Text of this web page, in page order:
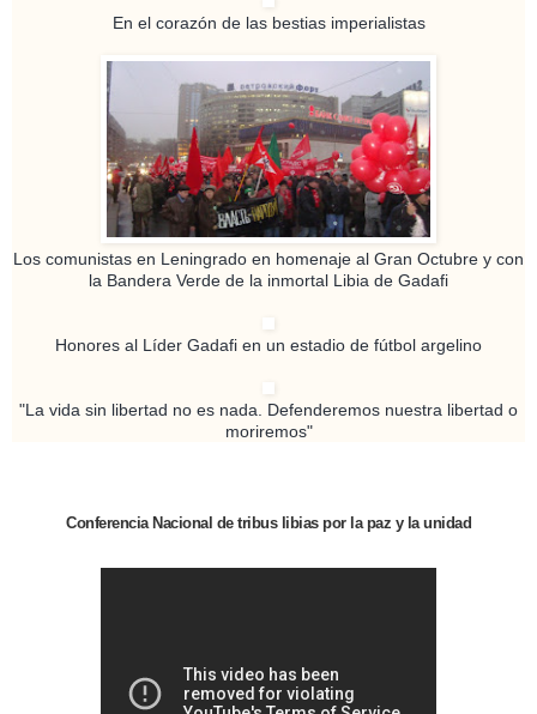
En el corazón de las bestias imperialistas
Los comunistas en Leningrado en homenaje al Gran Octubre y con
la Bandera Verde de la inmortal Libia de Gadafi
Honores al Líder Gadafi en un estadio de fútbol argelino
"La vida sin libertad no es nada. Defenderemos nuestra libertad o
moriremos"
Conferencia Nacional de tribus libias por la paz y la unidad